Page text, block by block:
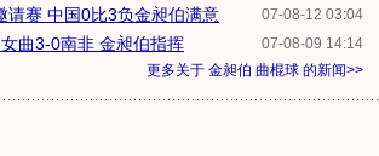
07-08-12 03:04
请赛 中国0比3负金昶伯满意
07-08-09 14:14
曲3-0南非 金昶伯指挥
更多关于 金昶伯 曲棍球 的新闻>>